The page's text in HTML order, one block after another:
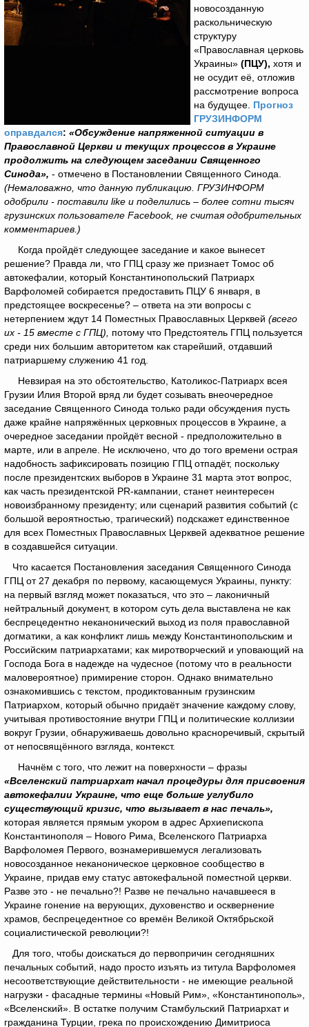
новосозданную
раскольническую
структуру
«Православная церковь
Украины» (ПЦУ), хотя и
не осудит её, отложив
рассмотрение вопроса
на будущее. Прогноз
ГРУЗИНФОРМ
оправдался: «Обсуждение напряженной ситуации в
Православной Церкви и текущих процессов в Украине
продолжить на следующем заседании Священного
Синода», - отмечено в Постановлении Священного Синода.
(Немаловажно, что данную публикацию. ГРУЗИНФОРМ
одобрили - поставили like и поделились – более сотни тысяч
грузинских пользователе Facebook, не считая одобрительных
комментариев.)
Когда пройдёт следующее заседание и какое вынесет
решение? Правда ли, что ГПЦ сразу же признает Томос об
автокефалии, который Константинопольский Патриарх
Варфоломей собирается предоставить ПЦУ 6 января, в
предстоящее воскресенье? – ответа на эти вопросы с
нетерпением ждут 14 Поместных Православных Церквей (всего
их - 15 вместе с ГПЦ),
потому что Предстоятель ГПЦ пользуется
среди них большим авторитетом как старейший, отдавший
патриаршему служению 41 год.
Невзирая на это обстоятельство, Католикос-Патриарх всея
Грузии Илия Второй вряд ли будет созывать внеочередное
заседание Священного Синода только ради обсуждения пусть
даже крайне напряжённых церковных процессов в Украине, а
очередное заседании пройдёт весной - предположительно в
марте, или в апреле. Не исключено, что до того времени острая
надобность зафиксировать позицию ГПЦ отпадёт, поскольку
после президентских выборов в Украине 31 марта этот вопрос,
как часть президентской PR-кампании, станет неинтересен
новоизбранному президенту; или сценарий развития событий (с
большой вероятностью, трагический) подскажет единственное
для всех Поместных Православных Церквей адекватное решение
в создавшейся ситуации.
Что касается Постановления заседания Священного Синода
ГПЦ от 27 декабря по первому, касающемуся Украины, пункту:
на первый взгляд может показаться, что это – лаконичный
нейтральный документ, в котором суть дела выставлена не как
беспрецедентно неканонический выход из поля православной
догматики, а как конфликт лишь между Константинопольским и
Российским патриархатами; как миротворческий и уповающий на
Господа Бога в надежде на чудесное (потому что в реальности
маловероятное) примирение сторон. Однако внимательно
ознакомившись с текстом, продиктованным грузинским
Патриархом, который обычно придаёт значение каждому слову,
учитывая противостояние внутри ГПЦ и политические коллизии
вокруг Грузии, обнаруживаешь довольно красноречивый, скрытый
от непосвящённого взгляда, контекст.
Начнём с того, что лежит на поверхности – фразы
«Вселенский патриархат начал процедуры для присвоения
автокефалии Украине, что еще больше углубило
существующий кризис, что вызывает в нас печаль»,
которая является прямым укором в адрес Архиепископа
Константинополя – Нового Рима, Вселенского Патриарха
Варфоломея Первого, вознамерившемуся легализовать
новосозданное неканоническое церковное сообщество в
Украине, придав ему статус автокефальной поместной церкви.
Разве это - не печально?! Разве не печально начавшееся в
Украине гонение на верующих, духовенство и осквернение
храмов, беспрецедентное со времён Великой Октябрьской
социалистической революции?!
Для того, чтобы доискаться до первопричин сегодняшних
печальных событий, надо просто изъять из титула Варфоломея
несоответствующие действительности - не имеющие реальной
нагрузки - фасадные термины «Новый Рим», «Константинополь»,
«Вселенский». В остатке получим Стамбульский Патриархат и
гражданина Турции, грека по происхождению Димитриоса